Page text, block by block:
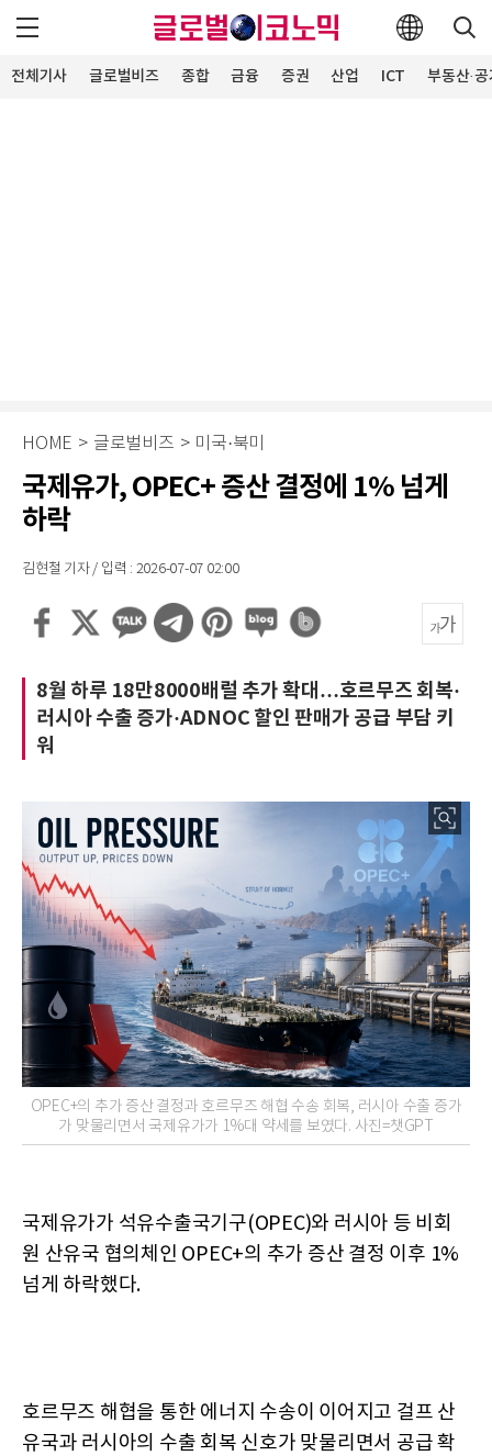
전체기사 글로벌비즈 종합 금융 증권 산업 ICT 부동산·
HOME > 글로벌비즈 > 미국·북미
국제유가, OPEC+ 증산 결정에 1% 넘게
하락
김현철 기자 / 입력 : 2026-07-07 02:00
8월 하루 18만8000배럴 추가 확대…호르무즈 회복·
러시아 수출 증가·ADNOC 할인 판매가 공급 부담 키
워
OPEC+의 추가 증산 결정과 호르무즈 해협 수송 회복, 러시아 수출 증가
가 맞물리면서 국제유가가 1%대 약세를 보였다. 사진=챗GPT
국제유가가 석유수출국기구(OPEC)와 러시아 등 비회
원 산유국 협의체인 OPEC+의 추가 증산 결정 이후 1%
넘게 하락했다.
호르무즈 해협을 통한 에너지 수송이 이어지고 걸프 산
유국과 러시아의 수출 회복 신호가 맞물리면서 공급 확